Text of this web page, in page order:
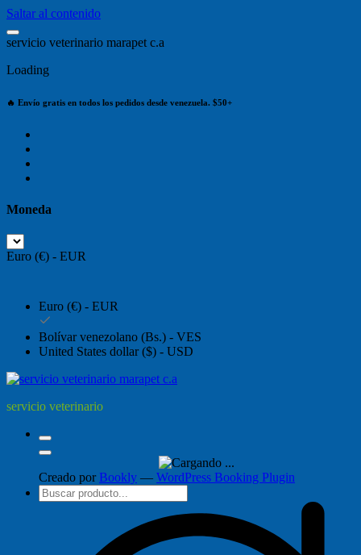
Saltar al contenido
servicio veterinario marapet c.a
Loading
🔥 Envío gratis en todos los pedidos desde venezuela. $50+
Moneda
Euro (€) - EUR
Euro (€) - EUR
Bolívar venezolano (Bs.) - VES
United States dollar ($) - USD
servicio veterinario
Creado por Bookly — WordPress Booking Plugin